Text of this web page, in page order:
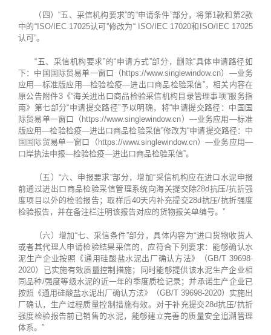
（四）“五、采信机构要求”的“申请条件”部分，将第1款和第2款
中的“ISO/IEC 17025认可”修改为“ ISO/IEC 17020和ISO/IEC 17025
认可”。
“五、采信机构要求”的“申请方式”部分，删除“具体申请路径如
下：中国国际贸易单一窗口（https://www.singlewindow.cn）—业务
应用—标准版应用—检验检疫—进出口商品检验采信”，相关内容在
原公告附件3《“海关进出口商品检验采信机构目录管理事项”服务指
南》第七部分“申请提交路径”予以明确，将“申请提交路径：中国国
际贸易单一窗口（https://www.singlewindow.cn）—业务应用—标准
版应用—检验检疫—进出口商品检验采信”修改为“申请提交路径：中
国国际贸易单一窗口（https://www.singlewindow.cn）—业务应用—
口岸执法申报—检验检疫—进出口商品检验采信”。
（五）“六、申报要求”部分，增加“采信机构应在进口水泥申报
前通过进出口商品检验采信管理系统向海关提交除28d抗压/抗折强
度项目以外的检验报告；取样后40天内补充提交28d抗压/抗折强度
检验报告，并在备注栏注明该报告对应的货物报关单编号。”
（六）增加“七、采信条件”部分，具体内容为“进口货物收货人
或者其代理人申请检验结果采信的，应符合下列要求：能够确认水
泥生产企业按照《通用硅酸盐水泥出厂确认方法》（GB/T 39698-
2020）已实施有效质量控制措施；同时能够提供该水泥生产企业相
同品种/强度等级水泥的近一年的季度质检记录；并承诺生产企业已
按照《通用硅酸盐水泥出厂确认方法》（GB/T 39698-2020）实施出
厂确认，生产过程质量控制措施有效。对于补充提交28d抗压/抗折
强度检验报告前已销售的水泥，能够建立完善的质量安全追溯管理
体系。”